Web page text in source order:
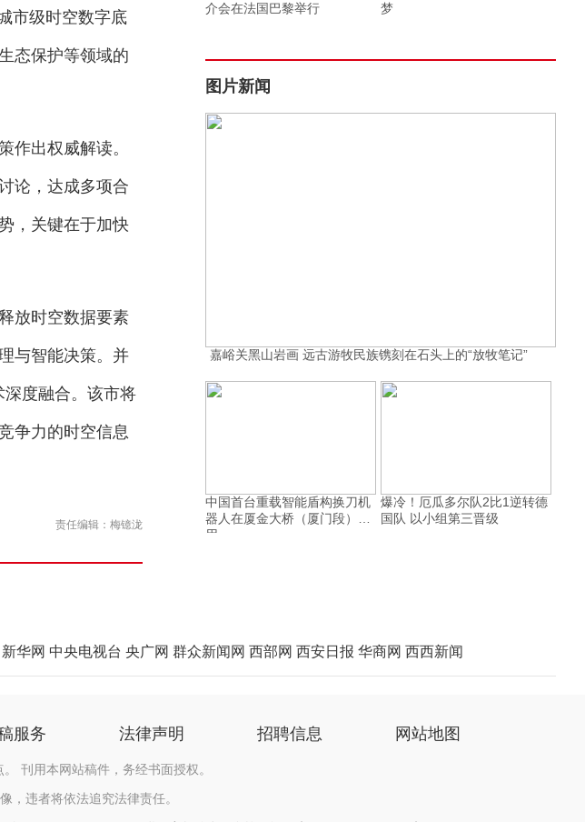
市级时空数字底
态保护等领域的
出权威解读。
论，达成多项合
，关键在于加快
放时空数据要素
与智能决策。并
深度融合。该市将
争力的时空信息
责任编辑：梅镱泷
介会在法国巴黎举行
梦
图片新闻
嘉峪关黑山岩画 远古游牧民族镌刻在石头上的“放牧笔记”
中国首台重载智能盾构换刀机
器人在厦金大桥（厦门段）投
用
爆冷！厄瓜多尔队2比1逆转德
国队 以小组第三晋级
新华网 中央电视台 央广网 群众新闻网 西部网 西安日报 华商网 西西新闻
服务 法律声明 招聘信息 网站地图
刊用本网站稿件，务经书面授权。
，违者将依法追究法律责任。